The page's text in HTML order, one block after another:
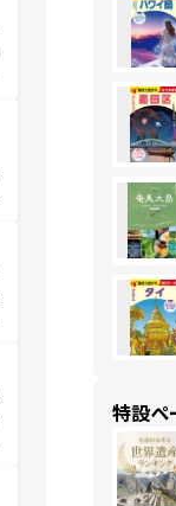
特設ペ